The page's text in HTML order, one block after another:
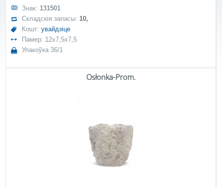
Знак: 131501
Складскія запасы:10,
Кошт:увайдзіце
Памер: 12x7,5x7,5
Упакоўка 36/1
Osłonka-Prom.